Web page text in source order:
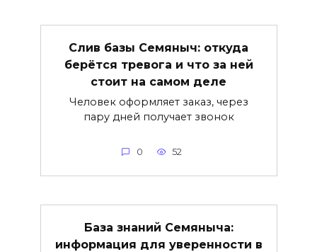
Слив базы Семяныч: откуда
берётся тревога и что за ней
стоит на самом деле
Человек оформляет заказ, через
пару дней получает звонок
0 52
База знаний Семяныча:
информация для уверенности в